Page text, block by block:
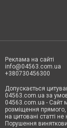
Реклама на сайті
info@04563.com.ua
+380730456300
Допускається
04563.com.ua за
04563.com.ua - Сайт
розміщення
на цитовані статті
Порушення